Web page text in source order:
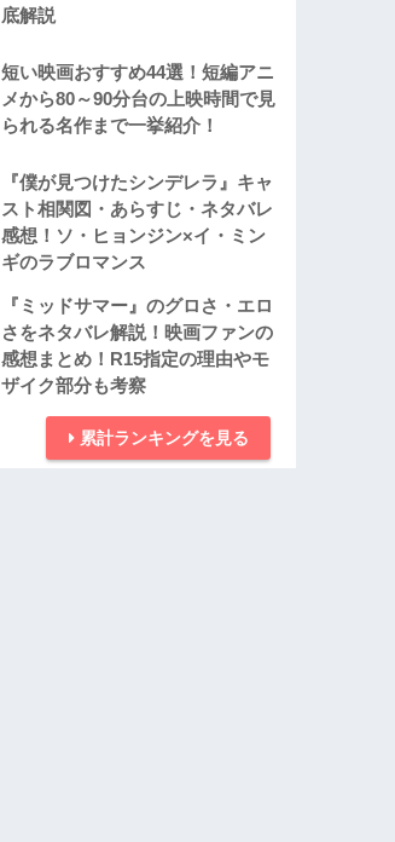
底解説
短い映画おすすめ44選！短編アニ
メから80～90分台の上映時間で見
られる名作まで一挙紹介！
『僕が見つけたシンデレラ』キャ
スト相関図・あらすじ・ネタバレ
感想！ソ・ヒョンジン×イ・ミン
ギのラブロマンス
『ミッドサマー』のグロさ・エロ
さをネタバレ解説！映画ファンの
感想まとめ！R15指定の理由やモ
ザイク部分も考察
累計ランキングを見る